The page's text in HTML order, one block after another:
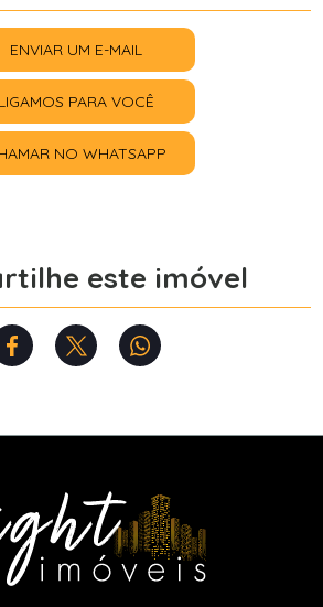
ENVIAR UM E-MAIL
LIGAMOS PARA VOCÊ
NO WHATSAPP
este imóvel